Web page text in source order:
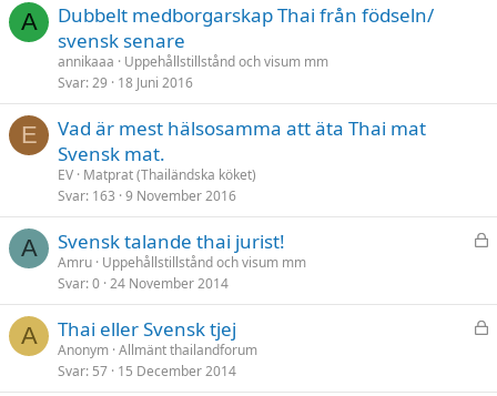
A
Dubbelt medborgarskap Thai från födseln/
svensk senare
annikaaa
Uppehållstillstånd och visum mm
Svar 29 18 Juni 2016
E
Vad är mest hälsosamma att äta Thai mat
Svensk mat.
EV Matprat (Thailändska köket)
Svar 163 9 November 2016
A
L
t
Svensk talande thai jurist!
Amru Uppehållstillstånd och visum mm
Svar 0 24 November 2014
A
L
Thai eller Svensk tjej
Anonym Allmänt thailandforum
Svar 57 15 December 2014